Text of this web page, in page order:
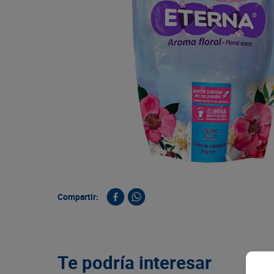
queso
. papa
Compartir:
Te podría interesar